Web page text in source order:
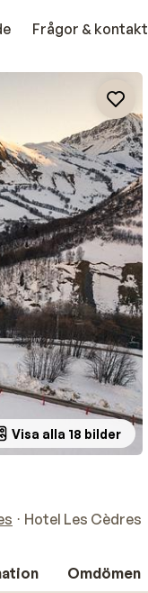
Frågor & kontakt
Visa alla 18 bilder
Hotel Les Cèdres
Omdömen